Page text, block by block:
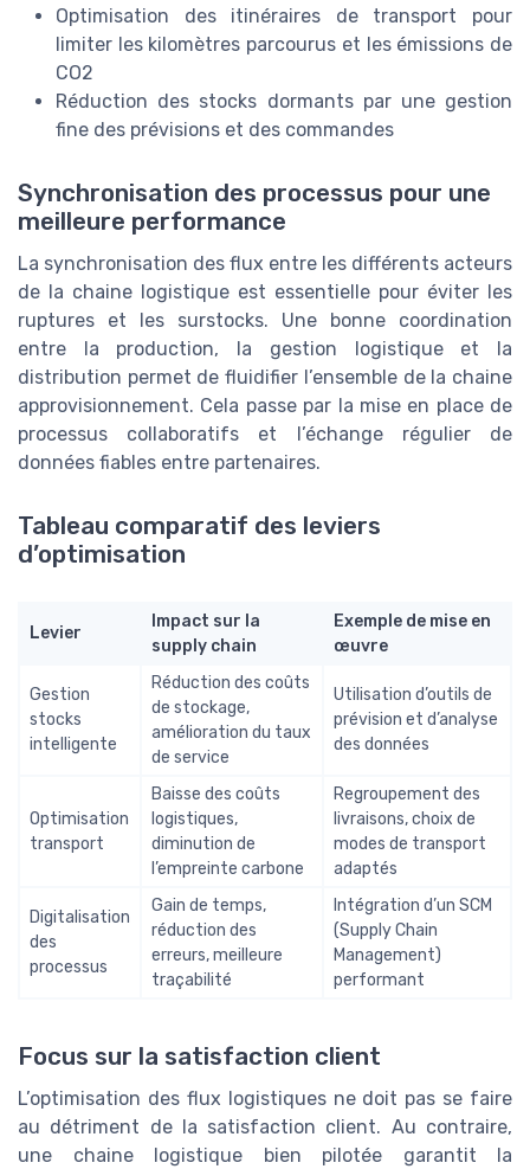
Optimisation des itinéraires de transport pour
limiter les kilomètres parcourus et les émissions de
CO2
Réduction des stocks dormants par une gestion
fine des prévisions et des commandes
Synchronisation des processus pour une
meilleure performance
La synchronisation des flux entre les différents acteurs
de la chaine logistique est essentielle pour éviter les
ruptures et les surstocks. Une bonne coordination
entre la production, la gestion logistique et la
distribution permet de fluidifier l’ensemble de la chaine
approvisionnement. Cela passe par la mise en place de
processus collaboratifs et l’échange régulier de
données fiables entre partenaires.
Tableau comparatif des leviers
d’optimisation
Levier
Impact sur la
supply chain
Exemple de mise en
œuvre
Gestion
stocks
intelligente
Réduction des coûts
de stockage,
amélioration du taux
de service
Utilisation d’outils de
prévision et d’analyse
des données
Optimisation
transport
Baisse des coûts
logistiques,
diminution de
l’empreinte carbone
Regroupement des
livraisons, choix de
modes de transport
adaptés
Digitalisation
des
processus
Gain de temps,
réduction des
erreurs, meilleure
traçabilité
Intégration d’un SCM
(Supply Chain
Management)
performant
Focus sur la satisfaction client
L’optimisation des flux logistiques ne doit pas se faire
au détriment de la satisfaction client. Au contraire,
une chaine logistique bien pilotée garantit la